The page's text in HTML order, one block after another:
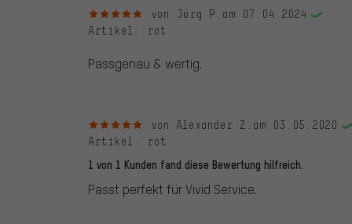
5 von 5 Sternenvon Jörg P. am 07.04.2024
Artikel : rot
Passgenau & wertig.
5 von 5 Sternenvon Alexander Z. am 03.05.2020
Artikel : rot
1 von 1 Kunden fand diese Bewertung hilfreich.
Passt perfekt für Vivid Service.